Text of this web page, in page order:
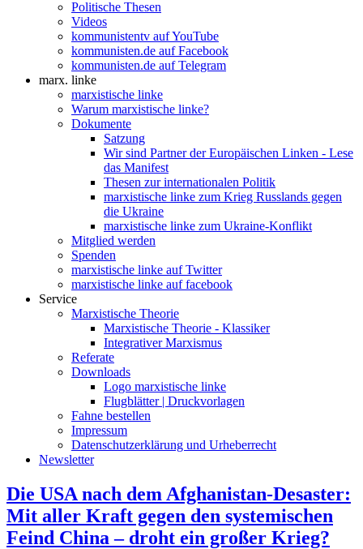
Politische Thesen
Videos
kommunistentv auf YouTube
kommunisten.de auf Facebook
kommunisten.de auf Telegram
marx. linke
marxistische linke
Warum marxistische linke?
Dokumente
Satzung
Wir sind Partner der Europäischen Linken - Lese
das Manifest
Thesen zur internationalen Politik
marxistische linke zum Krieg Russlands gegen
die Ukraine
marxistische linke zum Ukraine-Konflikt
Mitglied werden
Spenden
marxistische linke auf Twitter
marxistische linke auf facebook
Service
Marxistische Theorie
Marxistische Theorie - Klassiker
Integrativer Marxismus
Referate
Downloads
Logo marxistische linke
Flugblätter | Druckvorlagen
Fahne bestellen
Impressum
Datenschutzerklärung und Urheberrecht
Newsletter
Die USA nach dem Afghanistan-Desaster:
Mit aller Kraft gegen den systemischen
Feind China – droht ein großer Krieg?